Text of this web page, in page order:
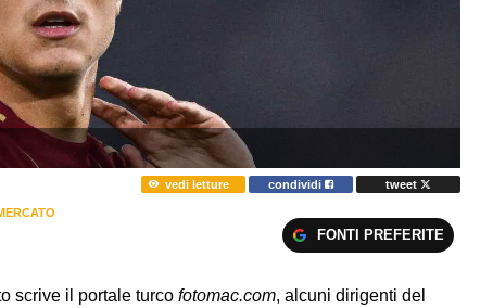
vedi letture condividi tweet
FONTI PREFERITE
scrive il portale turco fotomac.com, alcuni dirigenti del